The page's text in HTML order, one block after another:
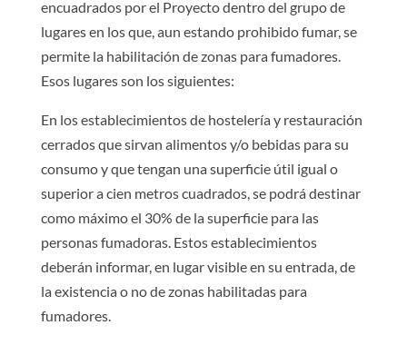
encuadrados por el Proyecto dentro del grupo de
lugares en los que, aun estando prohibido fumar, se
permite la habilitación de zonas para fumadores.
Esos lugares son los siguientes:
En los establecimientos de hostelería y restauración
cerrados que sirvan alimentos y/o bebidas para su
consumo y que tengan una superficie útil igual o
superior a cien metros cuadrados, se podrá destinar
como máximo el 30% de la superficie para las
personas fumadoras. Estos establecimientos
deberán informar, en lugar visible en su entrada, de
la existencia o no de zonas habilitadas para
fumadores.